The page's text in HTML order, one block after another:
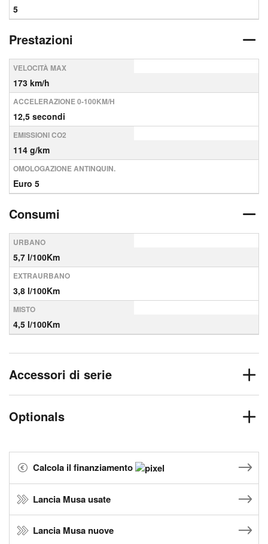
5
Prestazioni
VELOCITÀ MAX
173 km/h
ACCELERAZIONE 0-100KM/H
12,5 secondi
EMISSIONI CO2
114 g/km
OMOLOGAZIONE ANTINQUIN.
Euro 5
Consumi
URBANO
5,7 l/100Km
EXTRAURBANO
3,8 l/100Km
MISTO
4,5 l/100Km
Accessori di serie
Optionals
Calcola il finanziamento
Lancia Musa usate
Lancia Musa nuove